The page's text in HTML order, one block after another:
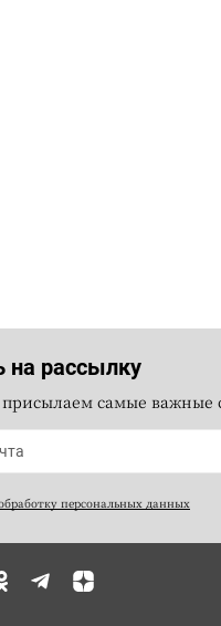
на рассылку
самые важные
персональных данных